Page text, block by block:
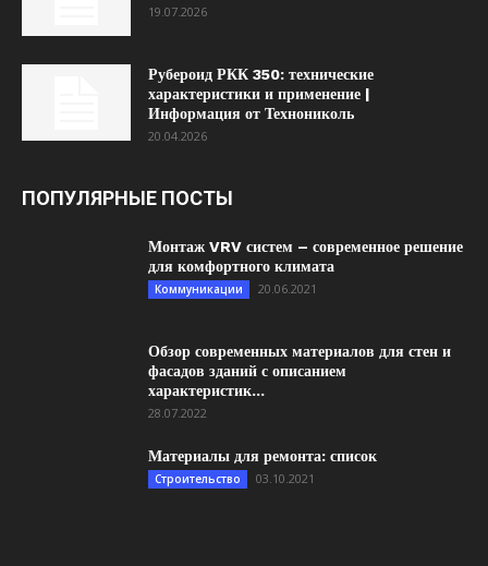
19.07.2026
Рубероид РКК 350: технические
характеристики и применение |
Информация от Технониколь
20.04.2026
ПОПУЛЯРНЫЕ ПОСТЫ
Монтаж VRV систем – современное решение
для комфортного климата
Коммуникации 20.06.2021
Обзор современных материалов для стен и
фасадов зданий с описанием
характеристик...
28.07.2022
Материалы для ремонта: список
Строительство 03.10.2021